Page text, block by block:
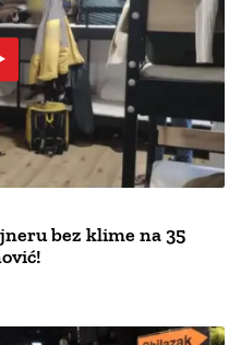
bez klime na 35